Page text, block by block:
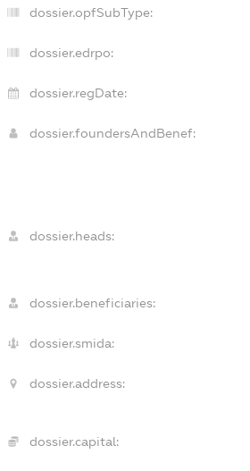
dossier.opfSubType:
dossier.edrpo:
dossier.regDate:
dossier.foundersAndBenef:
dossier.heads:
dossier.beneficiaries:
dossier.smida:
dossier.address:
dossier.capital: